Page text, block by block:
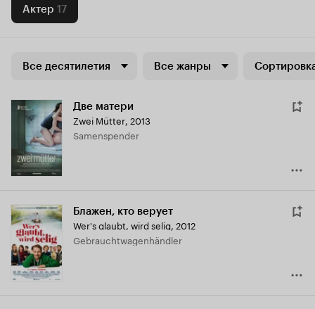
Актер 17
Все десятилетия Все жанры
Две матери
Zwei Mütter, 2013
Samenspender
Блажен, кто верует
Wer's glaubt, wird selig, 2012
Gebrauchtwagenhändler